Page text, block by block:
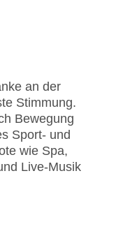
an der
Stimmung.
Bewegung
Sport- und
wie Spa,
Live-Musik